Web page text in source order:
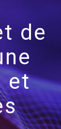
de
et